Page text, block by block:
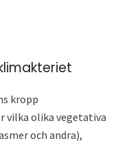
kropp
vilka olika vegetativa
och andra),